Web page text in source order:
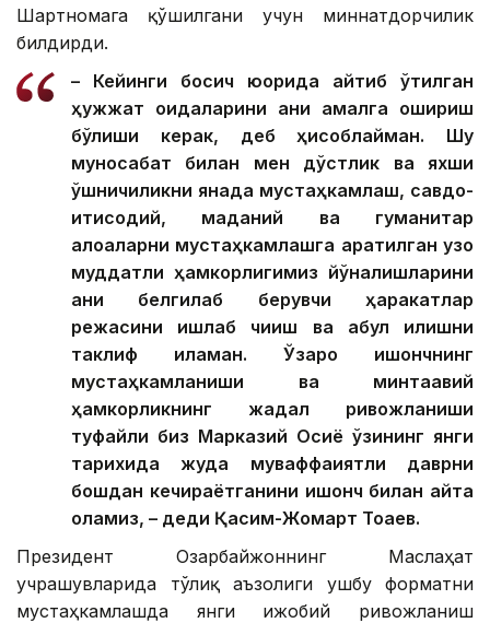
Шартномага қўшилгани учун миннатдорчилик
билдирди.
– Кейинги босқич юқорида айтиб ўтилган
ҳужжат қоидаларини аниқ амалга ошириш
бўлиши керак, деб ҳисоблайман. Шу
муносабат билан мен дўстлик ва яхши
қўшничиликни янада мустаҳкамлаш, савдо-
иқтисодий, маданий ва гуманитар
алоқаларни мустаҳкамлашга қаратилган узоқ
муддатли ҳамкорлигимиз йўналишларини
аниқ белгилаб берувчи ҳаракатлар
режасини ишлаб чиқиш ва қабул қилишни
таклиф қиламан. Ўзаро ишончнинг
мустаҳкамланиши ва минтақавий
ҳамкорликнинг жадал ривожланиши
туфайли биз Марказий Осиё ўзининг янги
тарихида жуда муваффақиятли даврни
бошдан кечираётганини ишонч билан айта
оламиз, – деди Қасим-Жомарт Тоқаев.
Президент Озарбайжоннинг Маслаҳат
учрашувларида тўлиқ аъзолиги ушбу форматни
мустаҳкамлашда янги ижобий ривожланиш